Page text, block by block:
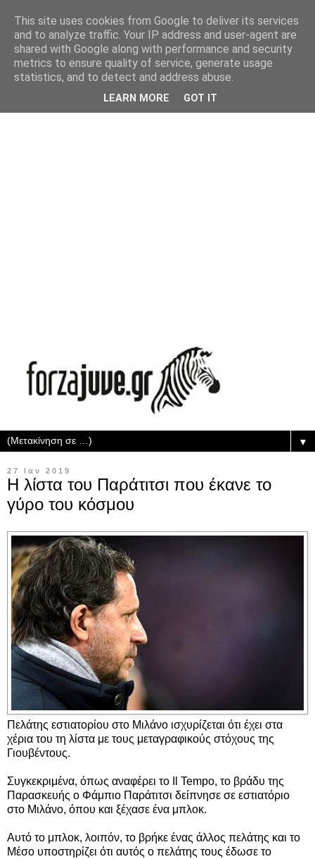
▼
27 Ιαν 2019
Η λίστα του Παράτιτσι που έκανε το
γύρο του κόσμου
Πελάτης εστιατορίου στο Μιλάνο ισχυρίζεται ότι έχει στα
χέρια του τη λίστα με τους μεταγραφικούς στόχους της
Γιουβέντους.
Συγκεκριμένα, όπως αναφέρει το Il Tempo, το βράδυ της
Παρασκευής ο Φάμπιο Παράτιτσι δείπνησε σε εστιατόριο
στο Μιλάνο, όπου και ξέχασε ένα μπλοκ.
Αυτό το μπλοκ, λοιπόν, το βρήκε ένας άλλος πελάτης και το
Μέσο υποστηρίζει ότι αυτός ο πελάτης τους έδωσε το
This site uses cookies from Google to deliver its services
and to analyze traffic. Your IP address and user-agent are
shared with Google along with performance and security
metrics to ensure quality of service, generate usage
statistics, and to detect and address abuse.
LEARN MORE GOT IT